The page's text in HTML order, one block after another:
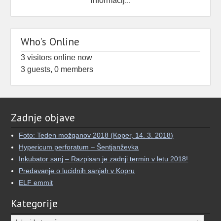
🌙 Kaj, če bi lahko svoje sanje videli iz več
Več kot dve desetletji je minilo, odkar sem se
razvilo v poglobljeno raziskovanje izkušenj, ki
jih je pogosto težko ubesediti.
Zato sem ustvaril aplikacijo Oneiro.
Gre za preprost sanjski dnevnik, ki poleg
zapisovanja omogoča tudi AI interpretacijo san
View on Facebook
Who's Online
3 visitors online now
3 guests, 0 members
Zadnje objave
Foto: Teden možganov 2018 (Koper, 14. 3. 2018)
Hypericum perforatum – Šentjanževka
Inkubator sanj – Razpisan je zadnji termin v letu 2018!
Predavanje o lucidnih sanjah v Kopru
ELF emmit
Kategorije